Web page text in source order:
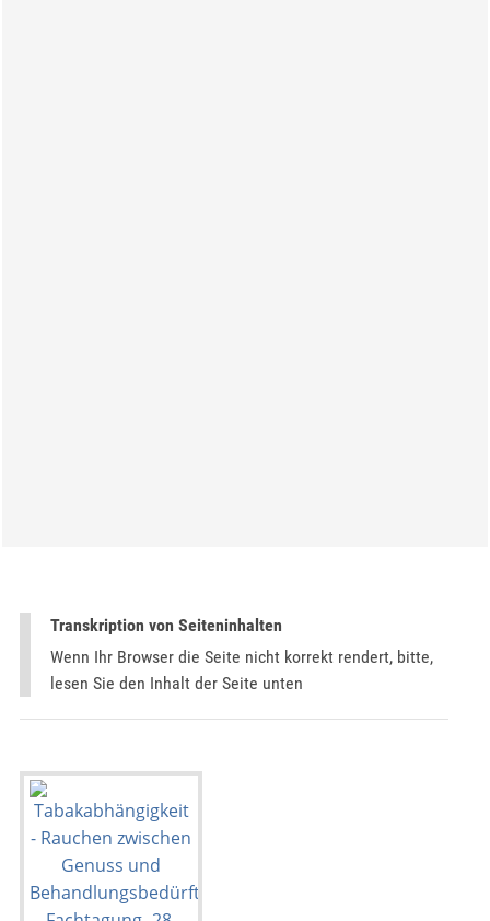
Transkription von Seiteninhalten
Wenn Ihr Browser die Seite nicht korrekt rendert, bitte,
lesen Sie den Inhalt der Seite unten